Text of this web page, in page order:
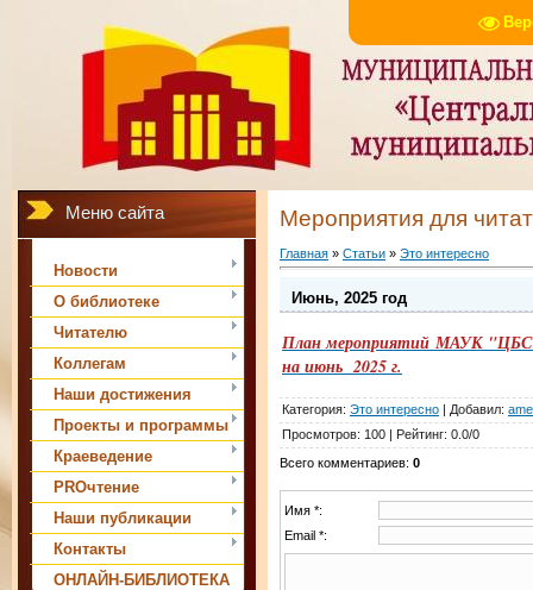
Меню сайта
Новости
О библиотеке
Читателю
Коллегам
Наши достижения
Проекты и программы
Краеведение
PROчтение
Наши публикации
Контакты
ОНЛАЙН-БИБЛИОТЕКА
Мероприятия для
Главная » Статьи » Это интересно
Июнь, 2025 год
План мероприятий МАУК "ЦБС
на июнь 2025 г.
Категория: Это интересно | Добавил:
Просмотров: 100 | Рейтинг: 0.0/0
Всего комментариев: 0
Имя *:
Email *: